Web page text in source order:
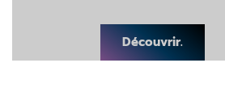
Découvrir.